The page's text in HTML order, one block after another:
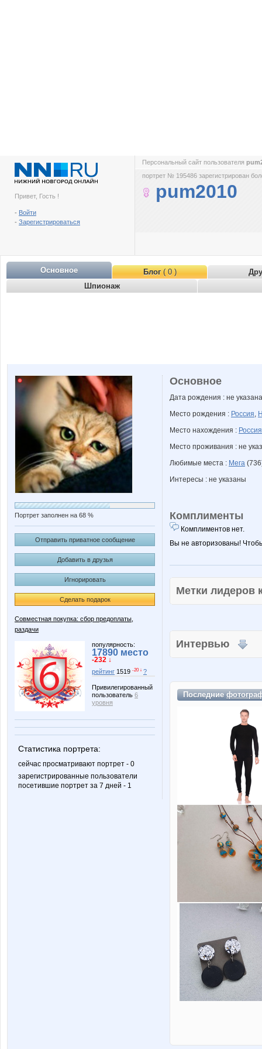
Привет, Гость !
- Войти
- Зарегистрироваться
Персональный сайт пользователя
портрет № 195486 зарегистрирован
pum2010
Основное Блог( 0 )
Шпионаж
Портрет заполнен на 68 %
Отправить приватное сообщение
Добавить в друзья
Игнорировать
Сделать подарок
Совместная покупка: сбор предоплаты,
раздачи
популярность:
17890 место
-232 ↓
рейтинг 1519 -20 ↓ ?
Привилегированный
пользователь 6
уровня
Статистика портрета:
сейчас просматривают портрет - 0
зарегистрированные пользователи
посетившие портрет за 7 дней - 1
Основное
Дата рождения : не указана
Место рождения : Россия,
Место нахождения : Россия
Место проживания : не
Любимые места : Мега
Интересы : не указаны
Комплименты
Комплиментов нет.
Вы не авторизованы!
Метки
Интервью
Последние